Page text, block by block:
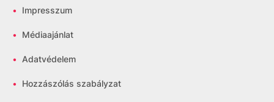
• Impresszum
• Médiaajánlat
• Adatvédelem
• Hozzászólás szabályzat